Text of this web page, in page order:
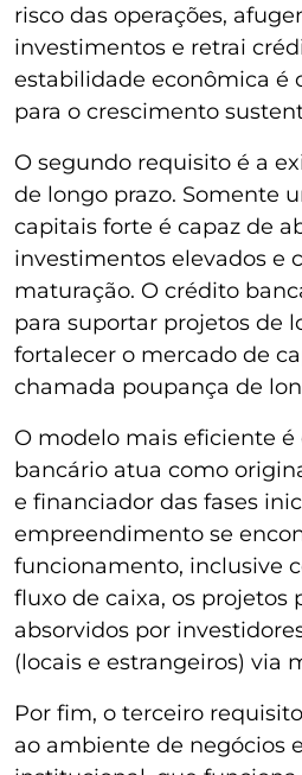
risco das operações,
investimentos e retrai
estabilidade econômica é
para o crescimento
O segundo requisito é a
de longo prazo. Somente
capitais forte é capaz de
investimentos elevados e
maturação. O crédito
para suportar projetos de
fortalecer o mercado de
chamada poupança de
O modelo mais eficiente
bancário atua como
e financiador das fases
empreendimento se
funcionamento, inclusive
fluxo de caixa, os projetos
absorvidos por
(locais e estrangeiros) via
Por fim, o terceiro
ao ambiente de negócios